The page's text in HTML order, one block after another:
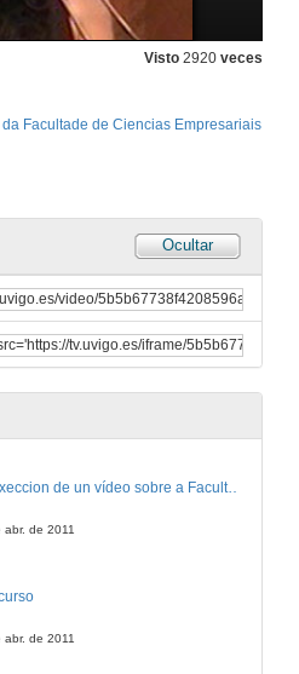
Visto 2920 veces
Facultade de Ciencias Empresariais
Ocultar
Recoñecemento a empresas e institucións
abr. de 2011
Proxeccion de un vídeo sobre a Facultade
abr. de 2011
abr. de 2011